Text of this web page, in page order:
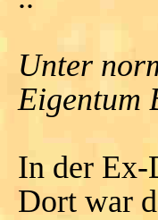
Unter
Eigentum
In der Ex-
Dort war